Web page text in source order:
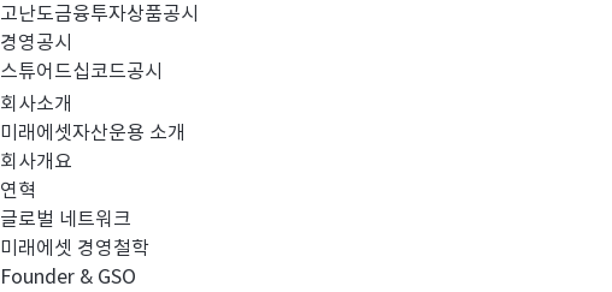
고난도금융투자상품공시
경영공시
스튜어드십코드공시
회사소개
미래에셋자산운용 소개
회사개요
연혁
글로벌 네트워크
미래에셋 경영철학
Founder & GSO
4.
변경 내용:
[투자설명서]
구분
제2부6.
집합투자기구의 구조